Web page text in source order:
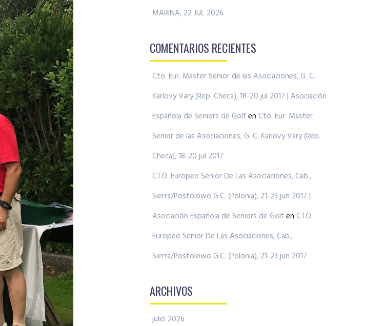
MARINA, 22 JUL 2026
COMENTARIOS RECIENTES
Cto. Eur. Master Senior de las Asociaciones, G. C.
Karlovy Vary (Rep. Checa), 18-20 jul 2017 | Asociación
Española de Seniors de Golf en Cto. Eur. Master
Senior de las Asociaciones, G. C. Karlovy Vary (Rep.
Checa), 18-20 jul 2017
CTO. Europeo Senior De Las Asociaciones, Cab.,
Sierra/Postolowo G.C. (Polonia), 21-23 jun 2017 |
Asociación Española de Seniors de Golf en CTO.
Europeo Senior De Las Asociaciones, Cab.,
Sierra/Postolowo G.C. (Polonia), 21-23 jun 2017
ARCHIVOS
julio 2026